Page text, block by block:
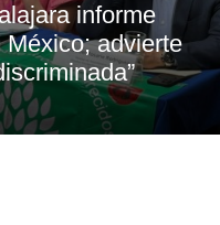
informe
advierte